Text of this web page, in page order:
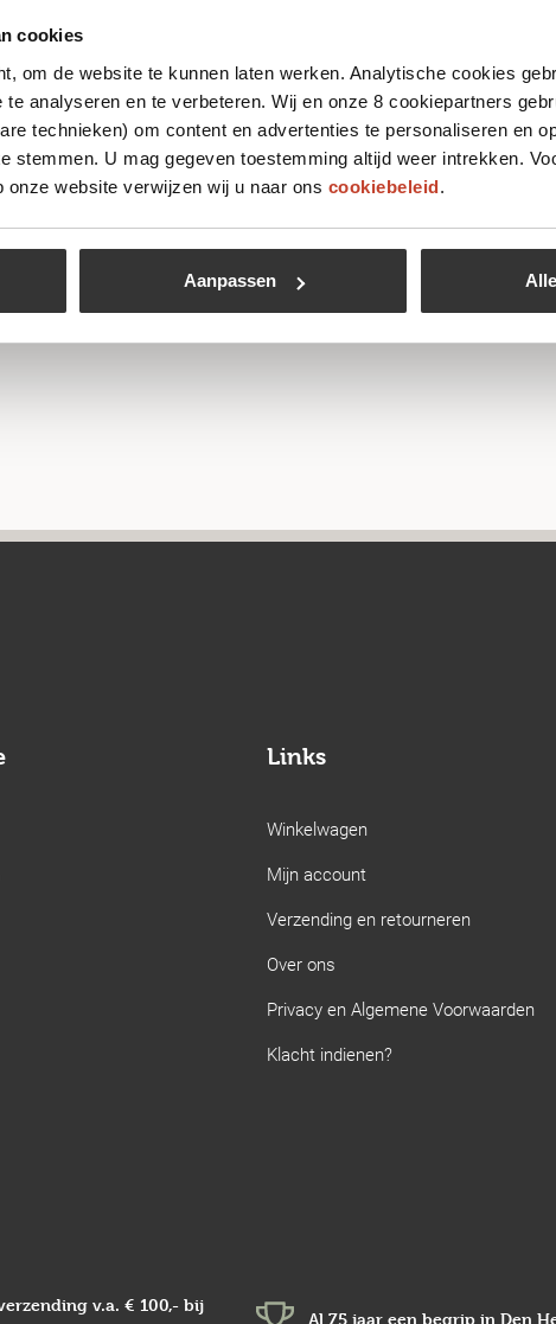
cookies
om de website te kunnen laten werken. Analytische cookies
analyseren en te verbeteren. Wij en onze 8 cookiepartners
technieken) om content en advertenties te personaliseren en
stemmen. U mag gegeven toestemming altijd weer intrekken.
onze website verwijzen wij u naar ons cookiebeleid.
Aanpassen
Links
Winkelwagen
Mijn account
Verzending en retourneren
Over ons
Privacy en Algemene Voorwaarden
Klacht indienen?
v.a. € 100,- bij
Al 75 jaar een begrip in Den